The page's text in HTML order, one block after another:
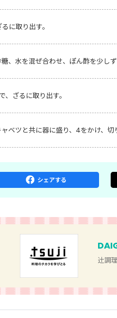
に取り出す。
、水を混ぜ合わせ、ぽん酢を少しず
ざるに取り出す。
ベツと共に器に盛り、4をかけ、切
シェアする
辻󠄀調